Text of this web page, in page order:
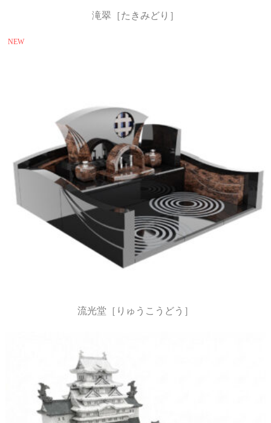
滝翠［たきみどり］
NEW
流光堂［りゅうこうどう］